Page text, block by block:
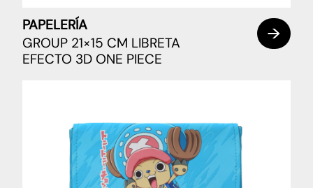
PAPELERÍA
GROUP 21×15 CM LIBRETA
EFECTO 3D ONE PIECE